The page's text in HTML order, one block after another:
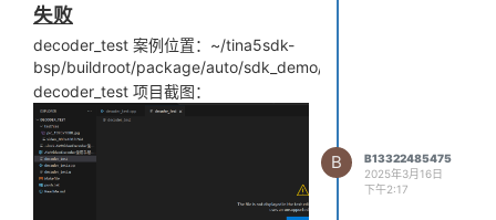
失败
decoder_test 案例位置：~/tina5sdk-
bsp/buildroot/package/auto/sdk_demo/decoder_test
decoder_test 项目截图：
B
B13322485475
2025年3月16日
下午2:17